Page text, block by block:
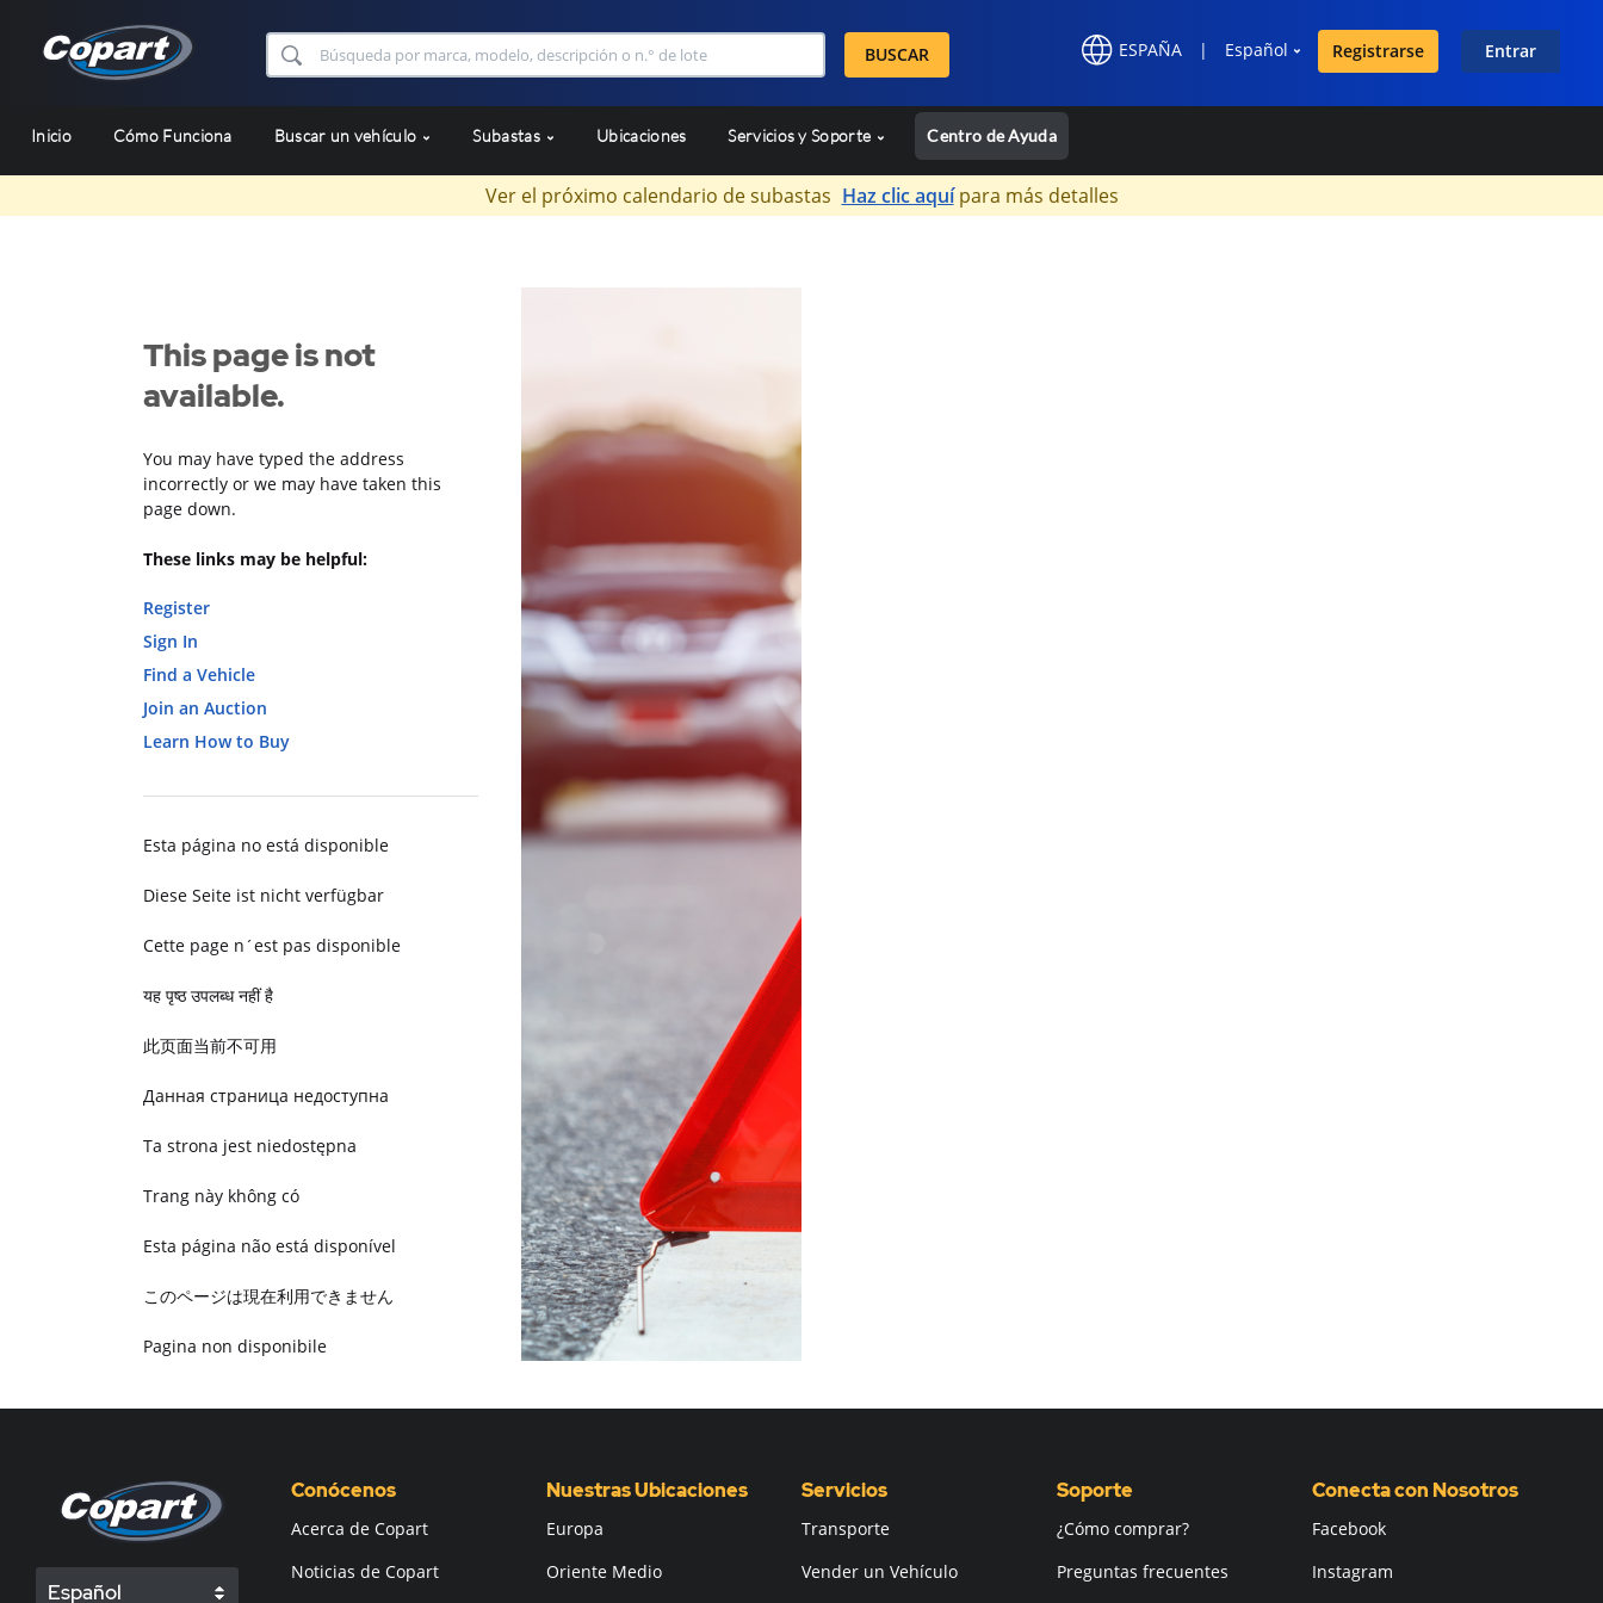
BUSCAR ESPAÑA | Español Registrarse Entrar
Inicio Cómo Funciona Buscar un vehículo Subastas Ubicaciones Servicios y Soporte Centro de Ayuda
Ver el próximo calendario de subastas Haz clic aquípara más detalles
This page is not
available.
You may have typed the address
incorrectly or we may have taken this
page down.
These links may be helpful:
Register
Sign In
Find a Vehicle
Join an Auction
Learn How to Buy
Esta página no está disponible
Diese Seite ist nicht verfügbar
Cette page n´est pas disponible
यह पृष्ठ उपलब्ध नहीं है
此页面当前不可用
Данная страница недоступна
Ta strona jest niedostępna
Trang này không có
Esta página não está disponível
このページは現在利用できません
Pagina non disponibile
Español
Conócenos
Acerca de Copart
Noticias de Copart
Nuestras Ubicaciones
Europa
Oriente Medio
Servicios
Transporte
Vender un Vehículo
Soporte
¿Cómo comprar?
Preguntas frecuentes
Conecta con Nosotros
Facebook
Instagram